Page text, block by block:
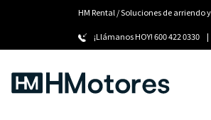
HM Rental / Soluciones de arriendo
¡Llámanos HOY!600 422 0330 |